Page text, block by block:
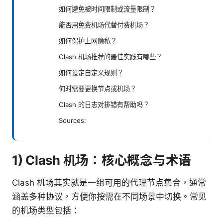
如何避免被时间限制或流量限制？
能否用免费机场代替付费机场？
如何保护上网隐私？
Clash 机场推荐的最佳实践有哪些？
如何设定自定义规则？
何时需要更换节点或机场？
Clash 的日志对排错有帮助吗？
Sources:
1) Clash 机场：核心概念与术语
Clash 机场其实就是一组可用的代理节点集合，通常
涵盖多种协议，方便你按需在不同场景中切换。常见
的机场类型包括：